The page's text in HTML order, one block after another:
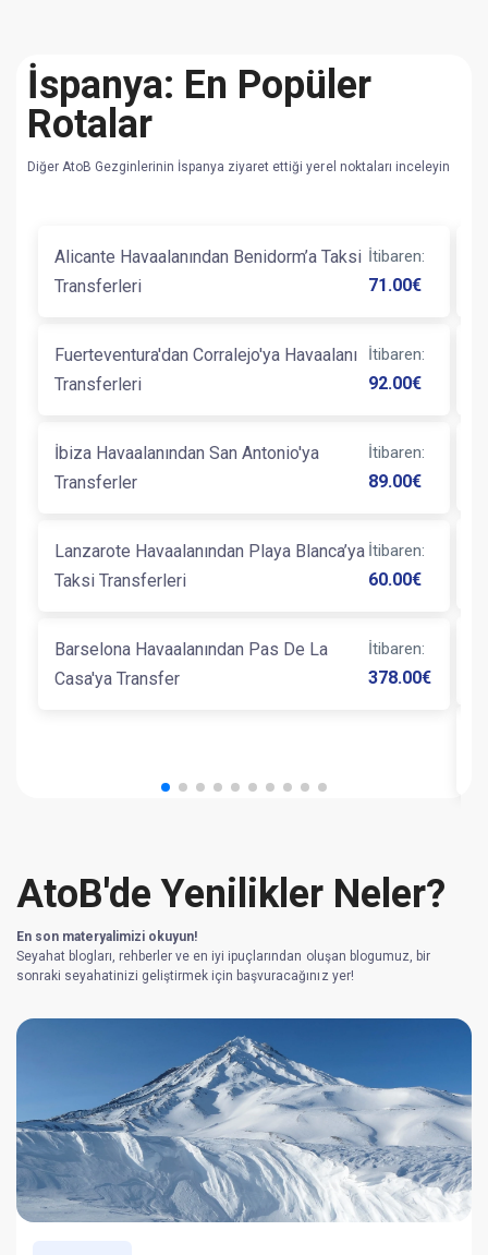
İspanya: En Popüler
Rotalar
Diğer AtoB Gezginlerinin İspanya ziyaret ettiği yerel noktaları inceleyin
Alicante Havaalanından Benidorm’a Taksi
Transferleri
İtibaren:
71.00€
Fuerteventura'dan Corralejo'ya Havaalanı
Transferleri
İtibaren:
92.00€
İbiza Havaalanından San Antonio'ya
Transferler
İtibaren:
89.00€
Lanzarote Havaalanından Playa Blanca’ya
Taksi Transferleri
İtibaren:
60.00€
Barselona Havaalanından Pas De La
Casa'ya Transfer
İtibaren:
378.00€
AtoB'de Yenilikler Neler?
En son materyalimizi okuyun!
Seyahat blogları, rehberler ve en iyi ipuçlarından oluşan blogumuz, bir
sonraki seyahatinizi geliştirmek için başvuracağınız yer!